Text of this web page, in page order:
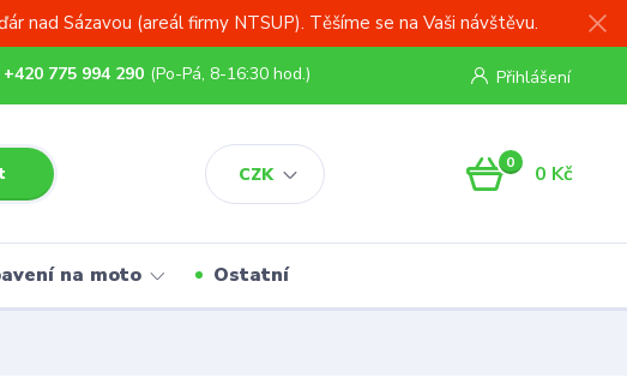
nad Sázavou (areál firmy NTSUP). Těšíme se na Vaši návštěvu.
CZK
Přihlášení
+420 775 994 290 (Po-Pá, 8-16:30 hod.)
0 0 Kč
na moto Ostatní